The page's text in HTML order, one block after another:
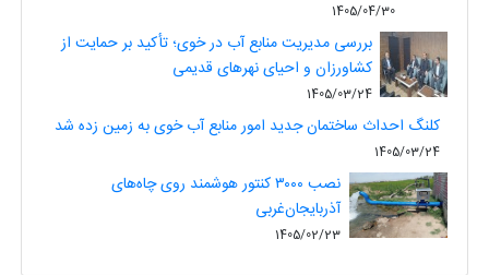
1405/04/30
بررسی مدیریت منابع آب در خوی؛ تأکید بر حمایت از
کشاورزان و احیای نهرهای قدیمی
1405/03/24
کلنگ احداث ساختمان جدید امور منابع آب خوی به زمین زده شد
1405/03/24
نصب ۳۰۰۰ کنتور هوشمند روی چاه‌های
آذربایجان‌غربی
1405/02/23